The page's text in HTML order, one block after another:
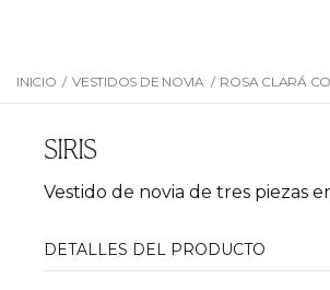
INICIO / VESTIDOS DE NOVIA / ROSA CLARÁ
SIRIS
Vestido de novia de tres piezas
DETALLES DEL PRODUCTO